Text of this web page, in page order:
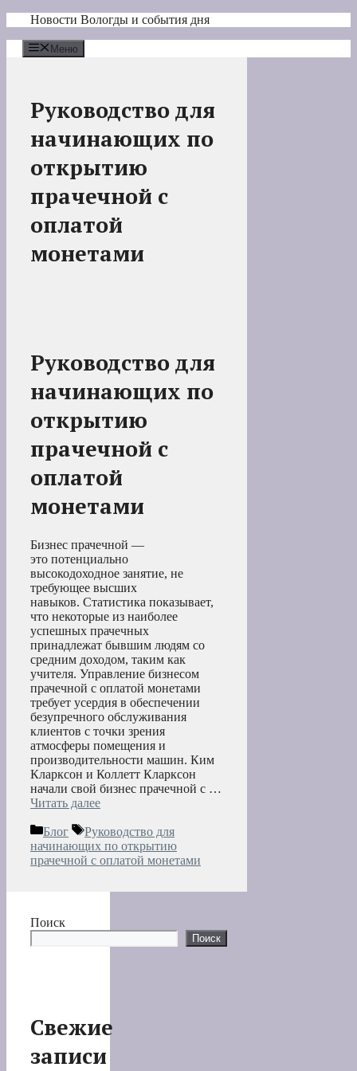
Перейти
содержимому
Новости Вологды и события дня
Меню
Руководство для
начинающих по
открытию
прачечной с
оплатой
монетами
Руководство для
начинающих по
открытию
прачечной с
оплатой
монетами
Бизнес прачечной —
это потенциально
высокодоходное занятие, не
требующее высших
навыков. Статистика показывает,
что некоторые из наиболее
успешных прачечных
принадлежат бывшим людям со
средним доходом, таким как
учителя. Управление бизнесом
прачечной с оплатой монетами
требует усердия в обеспечении
безупречного обслуживания
клиентов с точки зрения
атмосферы помещения и
производительности машин. Ким
Кларксон и Коллетт Кларксон
начали свой бизнес прачечной с …
Читать далее
Рубрики
Блог Метки
Руководство для
начинающих по открытию
прачечной с оплатой монетами
Поиск
Поиск
Свежие
записи